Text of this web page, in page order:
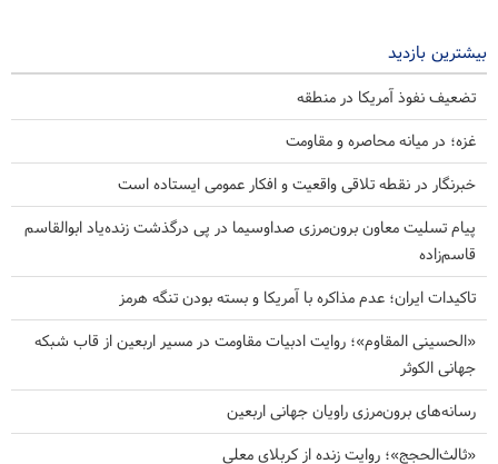
بیشترین بازدید
تضعیف نفوذ آمریکا در منطقه
غزه؛ در میانه محاصره و مقاومت
خبرنگار در نقطه تلاقی واقعیت و افکار عمومی ایستاده است
پیام تسلیت معاون برون‌مرزی صداوسیما در پی درگذشت زنده‌یاد ابوالقاسم
قاسم‌زاده
تاکیدات ایران؛ عدم مذاکره با آمریکا و بسته بودن تنگه هرمز
«الحسینی المقاوم»؛ روایت ادبیات مقاومت در مسیر اربعین از قاب شبکه
جهانی الکوثر
رسانه‌های برون‌مرزی راویان جهانی اربعین
«ثالث‌الحجج»؛ روایت زنده از کربلای معلی